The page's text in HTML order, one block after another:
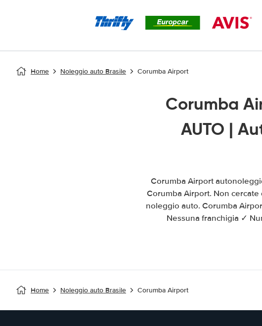
Home Noleggio auto Brasile Corumba Airport
Corumba
AUTO |
Corumba Airport
Corumba Airport. Non
noleggio auto. Corumba
Nessuna franchigia ✓
Home Noleggio auto Brasile Corumba Airport